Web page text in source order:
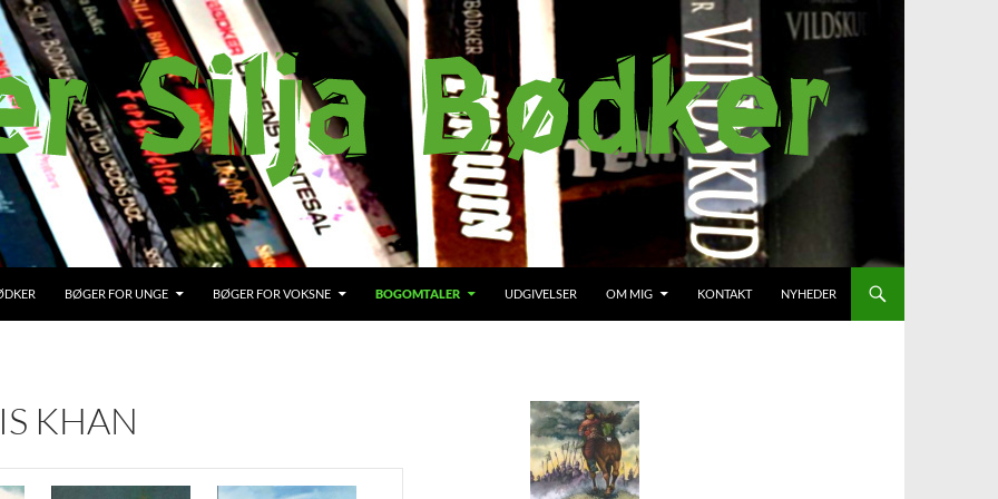
BØGER FOR UNGE BØGER FOR VOKSNE BOGOMTALER UDGIVELSER OM MIG KONTAKT NYHEDER
KHAN